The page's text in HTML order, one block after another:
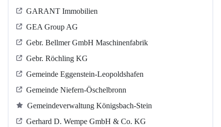
GARANT Immobilien
GEA Group AG
Gebr. Bellmer GmbH Maschinenfabrik
Gebr. Röchling KG
Gemeinde Eggenstein-Leopoldshafen
Gemeinde Niefern-Öschelbronn
Gemeindeverwaltung Königsbach-Stein
Gerhard D. Wempe GmbH & Co. KG